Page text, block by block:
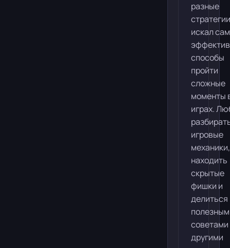
разные
искал
способы
пройти
сложные
моменты
играх.
игровые
механики,
находить
скрытые
фишки и
делиться
советами
другими